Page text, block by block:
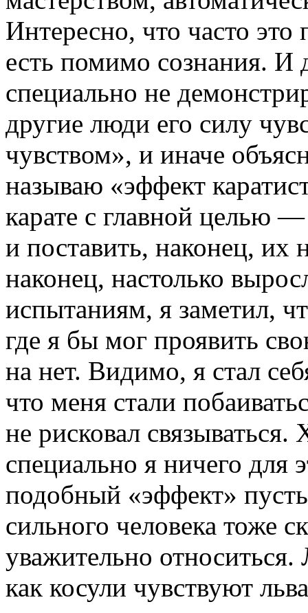
Интересно, что часто это
есть помимо сознания. И
специально не
другие люди его силу
чувством», и иначе
называю «эффект
карате с главной целью
и поставить, наконец, их
наконец, настолько
испытаниям, я заметил,
где я бы мог проявить
на нет. Видимо, я стал
что меня стали
не рисковал
специально я ничего для
подобный «эффект»
сильного человека тоже
уважительно
как косули чувствуют